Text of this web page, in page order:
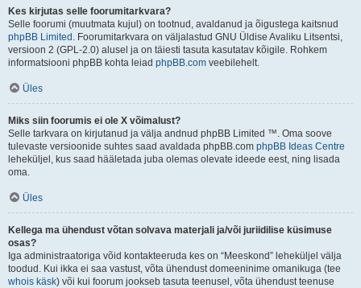
Kes kirjutas selle foorumitarkvara?
Selle foorumi (muutmata kujul) on tootnud, avaldanud ja õigustega kaitsnud
phpBB Limited . Foorumitarkvara on väljalastud GNU Üldise Avaliku Litsentsi,
versioon 2 (GPL-2.0) alusel ja on täiesti tasuta kasutatav kõigile. Rohkem
informatsiooni phpBB kohta leiad phpBB.com veebilehelt.
Üles
Miks siin foorumis ei ole X võimalust?
Selle tarkvara on kirjutanud ja välja andnud phpBB Limited ™. Oma soove
tulevaste versioonide suhtes saad avaldada phpBB.com phpBB Ideas Centre
leheküljel, kus saad hääletada juba olemas olevate ideede eest, ning lisada
oma.
Üles
Kellega ma ühendust võtan solvava materjali ja/või juriidilise küsimuse
osas?
Iga administraatoriga võid kontakteeruda kes on “Meeskond” leheküljel välja
toodud. Kui ikka ei saa vastust, võta ühendust domeeninime omanikuga (tee
whois käsk) või kui foorum jookseb tasuta teenusel, võta ühendust teenuse